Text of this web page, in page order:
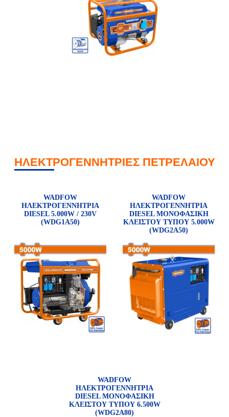
ΗΛΕΚΤΡΟΓΕΝΝΗΤΡΙΕΣ ΠΕΤΡΕΛΑΙΟΥ
WADFOW
ΗΛΕΚΤΡΟΓΕΝΝΗΤΡΙΑ
DIESEL 5.000W / 230V
(WDG1A50)
WADFOW
ΗΛΕΚΤΡΟΓΕΝΝΗΤΡΙΑ
DIESEL ΜΟΝΟΦΑΣΙΚΗ
ΚΛΕΙΣΤΟΥ ΤΥΠΟΥ 5.000W
(WDG2A50)
WADFOW
ΗΛΕΚΤΡΟΓΕΝΝΗΤΡΙΑ
DIESEL ΜΟΝΟΦΑΣΙΚΗ
ΚΛΕΙΣΤΟΥ ΤΥΠΟΥ 6.500W
(WDG2A80)